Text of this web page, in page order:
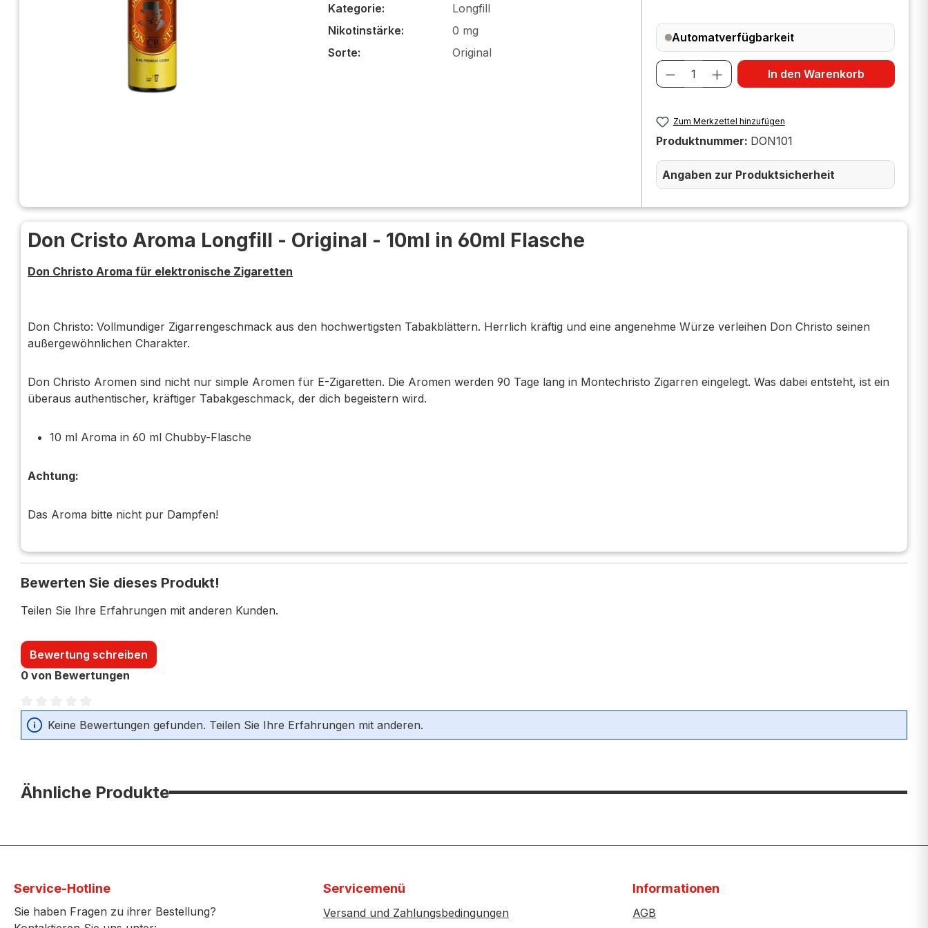
Kategorie:
Longfill
Nikotinstärke:
0 mg
Sorte:
Original
Automatverfügbarkeit
Produkt Anzahl: Gib den
In den Warenkorb
Zum Merkzettel hinzufügen
Produktnummer: DON101
Angaben zur Produktsicherheit
Don Cristo Aroma Longfill - Original - 10ml in 60ml Flasche
Don Christo Aroma für elektronische Zigaretten
Don Christo: Vollmundiger Zigarrengeschmack aus den hochwertigsten Tabakblättern. Herrlich kräftig und eine angenehme Würze verleihen Don Christo seinen
außergewöhnlichen Charakter.
Don Christo Aromen sind nicht nur simple Aromen für E-Zigaretten. Die Aromen werden 90 Tage lang in Montechristo Zigarren eingelegt. Was dabei entsteht, ist ein
überaus authentischer, kräftiger Tabakgeschmack, der dich begeistern wird.
10 ml Aroma in 60 ml Chubby-Flasche
Achtung:
Das Aroma bitte nicht pur Dampfen!
Bewerten Sie dieses Produkt!
Teilen Sie Ihre Erfahrungen mit anderen Kunden.
Bewertung schreiben
0 von Bewertungen
Durchschnittliche Bewertung von 0 von 5 Sternen
Keine Bewertungen gefunden. Teilen Sie Ihre Erfahrungen mit anderen.
Ähnliche Produkte
Service-Hotline
Sie haben Fragen zu ihrer Bestellung?
Servicemenü
Versand und Zahlungsbedingungen
Informationen
AGB